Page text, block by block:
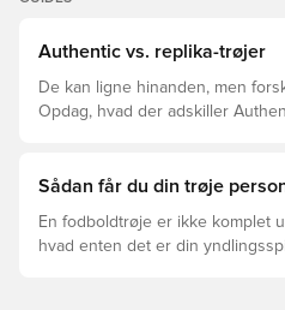
Authentic vs. replika-trøjer
De kan ligne hinanden, men
Opdag, hvad der adskiller
Sådan får du din trøje
En fodboldtrøje er ikke komplet
hvad enten det er din